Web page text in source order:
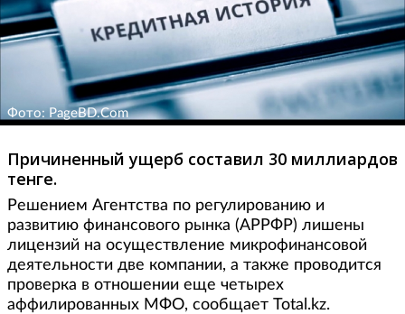
Фото: PageBD.Com
Причиненный ущерб составил 30 миллиардов
тенге.
Решением Агентства по регулированию и
развитию финансового рынка (АРРФР) лишены
лицензий на осуществление микрофинансовой
деятельности две компании, а также проводится
проверка в отношении еще четырех
аффилированных МФО, сообщает Total.kz.